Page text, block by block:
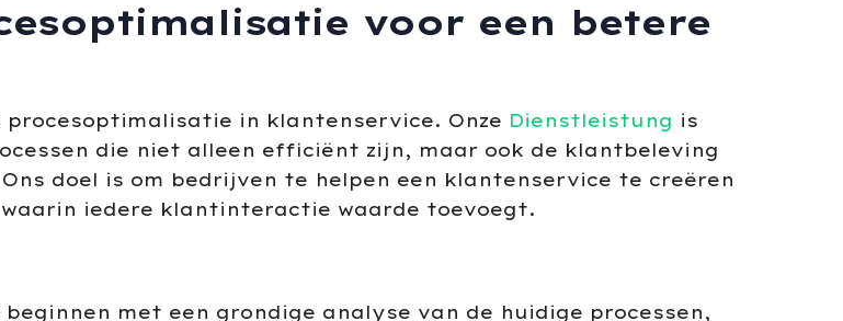
voor een betere
procesoptimalisatie in klantenservice. Onze Dienstleistung is
die niet alleen efficiënt zijn, maar ook de klantbeleving
doel is om bedrijven te helpen een klantenservice te creëren
iedere klantinteractie waarde toevoegt.
beginnen met een grondige analyse van de huidige processen,